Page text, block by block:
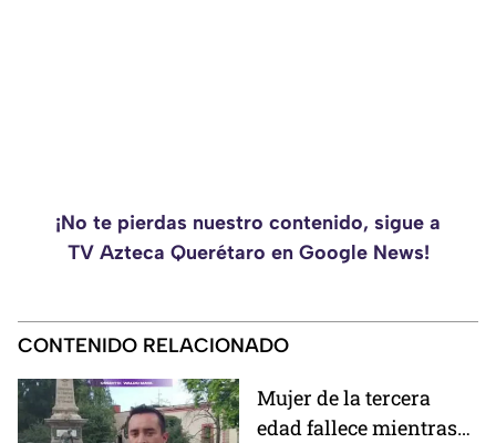
¡No te pierdas nuestro contenido, sigue a
TV Azteca Querétaro en Google News!
CONTENIDO RELACIONADO
Mujer de la tercera
edad fallece mientras